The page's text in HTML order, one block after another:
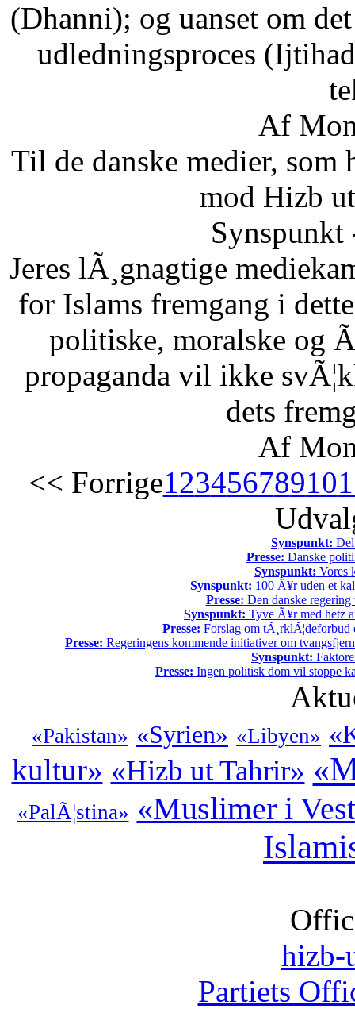
(Dhanni); og uanset om
udledningsproces
Af
Til de danske medier, som
mod Hizb
Synspunkt
Jeres lÃ¸gnagtige
for Islams fremgang i
politiske, moralske og
propaganda vil ikke
dets
Af
<< Forrige12345678910
Synspunkt:
Presse: Danske
Synspunkt: Vores
Synspunkt: 100 Ã¥r uden et
Presse: Den danske
Synspunkt: Tyve Ã¥r med hetz
Presse: Forslag om tÃ¸rklÃ¦deforbud
Presse: Regeringens kommende initiativer om
Synspunkt:
Presse: Ingen politisk dom vil stoppe
«Pakistan» «Syrien» «Libyen»
kultur» «Hizb ut Tahrir»
«PalÃ¦stina» «Muslimer i
hizb-
Partiets